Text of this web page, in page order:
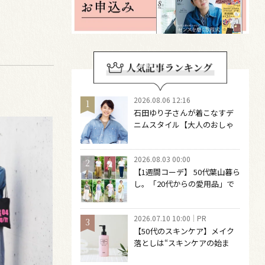
2026.08.06 12:16
石田ゆり子さんが着こなすデ
ニムスタイル【大人のおしゃ
どファッションは自由になる
2026.08.03 00:00
【1週間コーデ】 50代葉山暮ら
し。「20代からの愛用品」で
～ 桐野恵美さん #022 Emi
Kirino～
2026.07.10 10:00 PR
【50代のスキンケア】メイク
落としは“スキンケアの始ま